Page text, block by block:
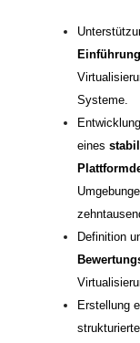
Ort
Einführung
Systeme.
eines
Definition
Erstellung